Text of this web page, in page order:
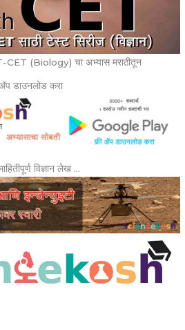
CET (Biology) चा अभ्यास मराठीतून
डाउनलोड करा
विज्ञान लेख …